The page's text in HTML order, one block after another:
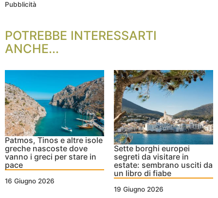
Pubblicità
POTREBBE INTERESSARTI
ANCHE...
Patmos, Tinos e altre isole
greche nascoste dove
vanno i greci per stare in
pace
16 Giugno 2026
Sette borghi europei
segreti da visitare in
estate: sembrano usciti da
un libro di fiabe
19 Giugno 2026